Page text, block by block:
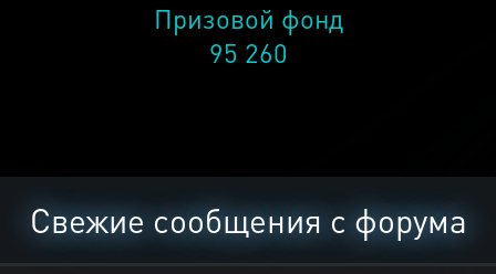
Призовой фонд
95 260
Свежие сообщения с форума